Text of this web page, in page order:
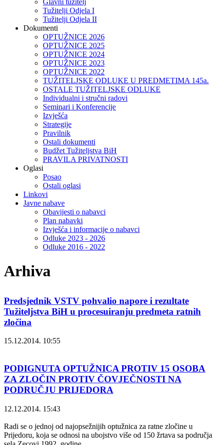
Glavni tužitelj
Tužitelji Odjela I
Tužitelji Odjela II
Dokumenti
OPTUŽNICE 2026
OPTUŽNICE 2025
OPTUŽNICE 2024
OPTUŽNICE 2023
OPTUŽNICE 2022
TUŽITELJSKE ODLUKE U PREDMETIMA 145a.
OSTALE TUŽITELJSKE ODLUKE
Individualni i stručni radovi
Seminari i Konferencije
Izvješća
Strategije
Pravilnik
Ostali dokumenti
Budžet Tužiteljstva BiH
PRAVILA PRIVATNOSTI
Oglasi
Posao
Ostali oglasi
Linkovi
Javne nabave
Obavijesti o nabavci
Plan nabavki
Izvješća i informacije o nabavci
Odluke 2023 - 2026
Odluke 2016 - 2022
Arhiva
Predsjednik VSTV pohvalio napore i rezultate
Tužiteljstva BiH u procesuiranju predmeta ratnih
zločina
15.12.2014. 10:55
PODIGNUTA OPTUŽNICA PROTIV 15 OSOBA
ZA ZLOČIN PROTIV ČOVJEČNOSTI NA
PODRUČJU PRIJEDORA
12.12.2014. 15:43
Radi se o jednoj od najopsežnijih optužnica za ratne zločine u
Prijedoru, koja se odnosi na ubojstvo više od 150 žrtava sa područja